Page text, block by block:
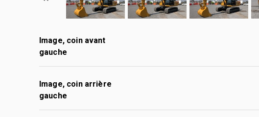
Image, coin avant
gauche
Image, coin arrière
gauche